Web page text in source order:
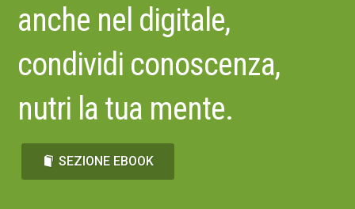
anche nel digitale,
condividi conoscenza,
nutri la tua mente.
SEZIONE EBOOK